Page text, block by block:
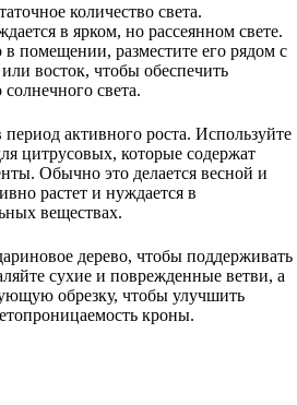
количество света.
в ярком, но рассеянном свете.
помещении, разместите его рядом с
восток, чтобы обеспечить
света.
активного роста. Используйте
цитрусовых, которые содержат
Обычно это делается весной и
растет и нуждается в
веществах.
дерево, чтобы поддерживать
сухие и поврежденные ветви, а
обрезку, чтобы улучшить
кроны.